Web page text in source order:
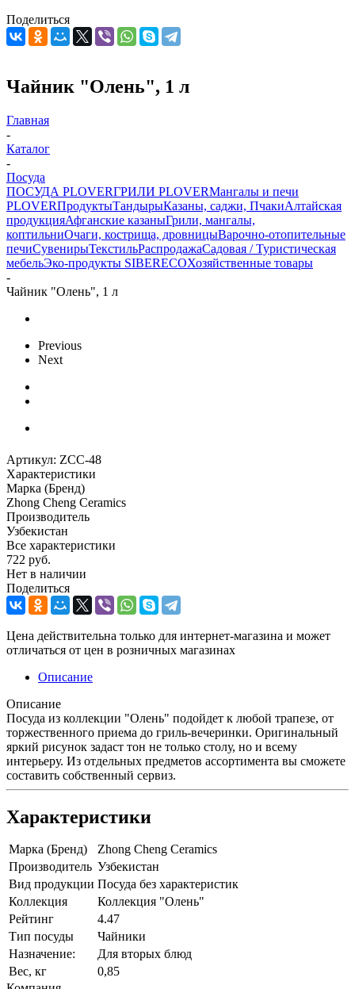
Поделиться
Чайник "Олень", 1 л
Главная
-
Каталог
-
Посуда
ПОСУДА PLOVERГРИЛИ PLOVERМангалы и печи
PLOVERПродуктыТандырыКазаны, саджи, ПчакиАлтайская
продукцияАфганские казаныГрили, мангалы,
коптильниОчаги, кострища, дровницыВарочно-отопительные
печиСувенирыТекстильРаспродажаСадовая / Туристическая
мебельЭко-продукты SIBERECOХозяйственные товары
-
Чайник "Олень", 1 л
Previous
Next
Артикул: ZCC-48
Характеристики
Марка (Бренд)
Zhong Cheng Ceramics
Производитель
Узбекистан
Все характеристики
722 руб.
Нет в наличии
Поделиться
Цена действительна только для интернет-магазина и может
отличаться от цен в розничных магазинах
Описание
Описание
Посуда из коллекции "Олень" подойдет к любой трапезе, от
торжественного приема до гриль-вечеринки. Оригинальный
яркий рисунок задаст тон не только столу, но и всему
интерьеру. Из отдельных предметов ассортимента вы сможете
составить собственный сервиз.
Характеристики
Марка (Бренд)
Zhong Cheng Ceramics
Производитель Узбекистан
Вид продукции Посуда без характеристик
Коллекция
Коллекция "Олень"
Рейтинг
4.47
Тип посуды
Чайники
Назначение:
Для вторых блюд
Вес, кг
0,85